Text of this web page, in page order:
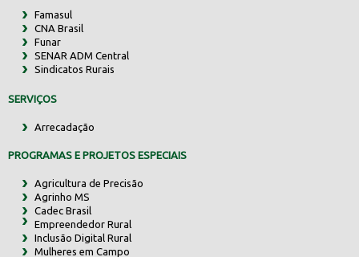
Famasul
CNA Brasil
Funar
SENAR ADM Central
Sindicatos Rurais
SERVIÇOS
Arrecadação
PROGRAMAS E PROJETOS ESPECIAIS
Agricultura de Precisão
Agrinho MS
Cadec Brasil
Empreendedor Rural
Inclusão Digital Rural
Mulheres em Campo